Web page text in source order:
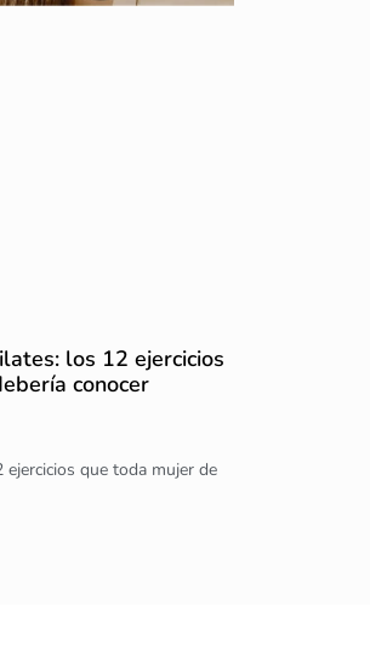
los 12 ejercicios
conocer
que toda mujer de